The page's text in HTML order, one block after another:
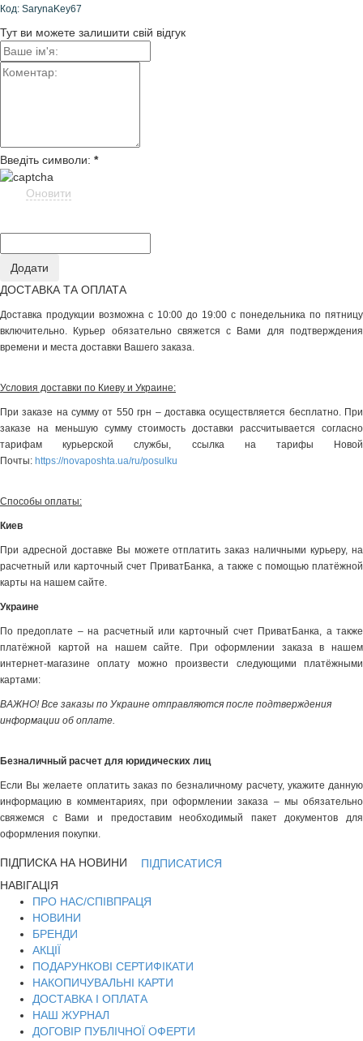
Код: SarynaKey67
Тут ви можете залишити свій відгук
Введіть символи: *
Оновити
ДОСТАВКА ТА ОПЛАТА
Доставка продукции возможна с 10:00 до 19:00 с понедельника по пятницу
включительно. Курьер обязательно свяжется с Вами для подтверждения
времени и места доставки Вашего заказа.
Условия доставки по Киеву и Украине:
При заказе на сумму от 550 грн – доставка осуществляется бесплатно. При
заказе на меньшую сумму стоимость доставки рассчитывается согласно
тарифам курьерской службы, ссылка на тарифы Новой
Почты: https://novaposhta.ua/ru/posulku
Способы оплаты:
Киев
При адресной доставке Вы можете отплатить заказ наличными курьеру, на
расчетный или карточный счет ПриватБанка, а также с помощью платёжной
карты на нашем сайте.
Украине
По предоплате – на расчетный или карточный счет ПриватБанка, а также
платёжной картой на нашем сайте. При оформлении заказа в нашем
интернет-магазине оплату можно произвести следующими платёжными
картами:
ВАЖНО! Все заказы по Украине отправляются после подтверждения
информации об оплате.
Безналичный расчет для юридических лиц
Если Вы желаете оплатить заказ по безналичному расчету, укажите данную
информацию в комментариях, при оформлении заказа – мы обязательно
свяжемся с Вами и предоставим необходимый пакет документов для
оформления покупки.
ПІДПИСКА НА НОВИНИ
ПІДПИСАТИСЯ
НАВІГАЦІЯ
ПРО НАС/СПІВПРАЦЯ
НОВИНИ
БРЕНДИ
АКЦІЇ
ПОДАРУНКОВІ СЕРТИФІКАТИ
НАКОПИЧУВАЛЬНІ КАРТИ
ДОСТАВКА І ОПЛАТА
НАШ ЖУРНАЛ
ДОГОВІР ПУБЛІЧНОЇ ОФЕРТИ